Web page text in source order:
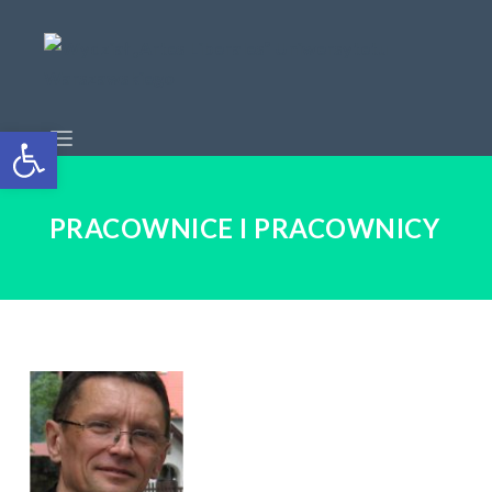
Open toolbar
PRACOWNICE I PRACOWNICY